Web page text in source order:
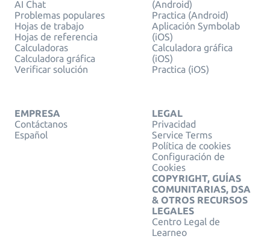
AI Chat
Problemas populares
Hojas de trabajo
Hojas de referencia
Calculadoras
Calculadora gráfica
Verificar solución
(Android)
Practica (Android)
Aplicación Symbolab
(iOS)
Calculadora gráfica
(iOS)
Practica (iOS)
EMPRESA
Contáctanos
Español
LEGAL
Privacidad
Service Terms
Política de cookies
Configuración de
Cookies
COPYRIGHT, GUÍAS
COMUNITARIAS, DSA
& OTROS RECURSOS
LEGALES
Centro Legal de
Learneo